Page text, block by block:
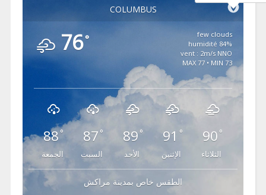
COLUMBUS
76°
few clouds
84% humidité
vent : 2m/s NNO
MAX 77 • MIN 73
88°
الجمعة
87 °
السبت
89°
الأحد
91 °
الإثنين
90 °
الثلاثاء
الطقس خاص بمدينة مراكش